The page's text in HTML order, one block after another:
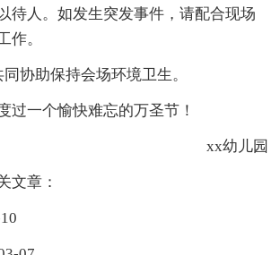
待人。如发生突发事件，请配合现场
作。
助保持会场环境卫生。
一个愉快难忘的万圣节！
xx幼儿园
文章：